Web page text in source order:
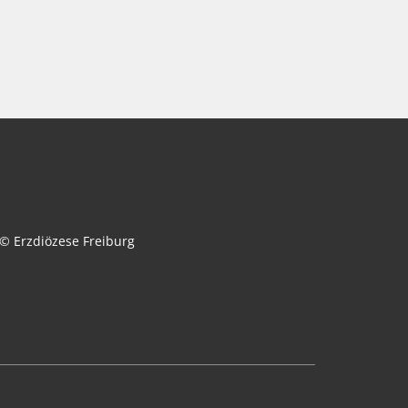
© Erzdiözese Freiburg